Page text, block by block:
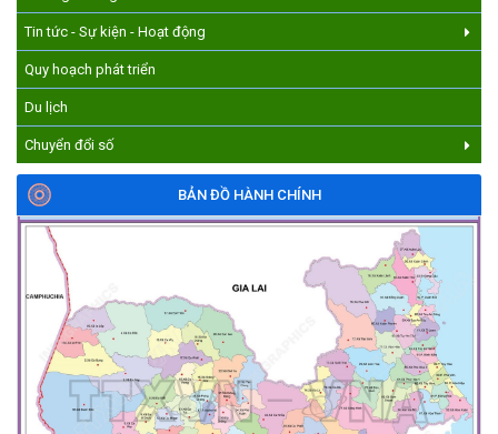
Tin tức - Sự kiện - Hoạt động
Quy hoạch phát triển
Du lịch
Chuyển đổi số
BẢN ĐỒ HÀNH CHÍNH